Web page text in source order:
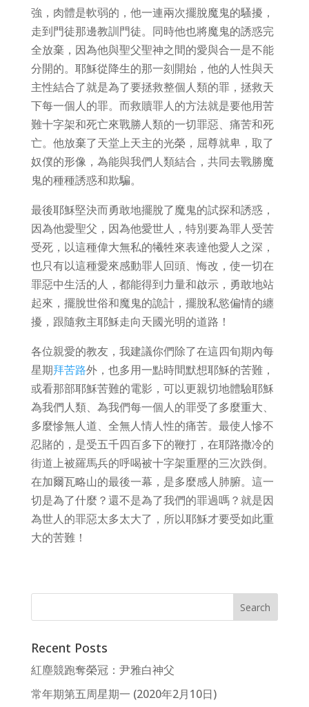
強，肉體是軟弱的，他一連兩次擺脫魔鬼的騷擾，
走到門徒那邊教訓門徒。同時他也將魔鬼的誘惑完
全放棄，因為他與聖父聖神之間的愛與合一是不能
分開的。耶穌從降生的那一刻開始，他的人性與天
主性結合了就是為了要拯救整個人類的罪，拯救天
下每一個人的罪。而救贖罪人的方法就是要他用苦
難十字架和死亡來戰勝人類的一切罪惡、痛苦和死
亡。他放棄了天堂上天主的光榮，屈尊就卑，取了
奴僕的形像，為能與我們人類結合，共同去戰勝魔
鬼的種種誘惑和欺騙。
最後耶穌堅決而勇敢地擺脫了魔鬼的試探和誘惑，
因為他愛聖父，因為他愛世人，特別要為罪人受苦
受死，以這種偉大無私的犧牲來表達他愛人之深，
也只有以這種愛來感動罪人回頭、悔改，使一切在
罪惡中生活的人，都能得到力量和啟示，勇敢地站
起來，擺脫世俗和魔鬼的詭計，擺脫私慾偏情的纏
擾，跟隨救主耶穌走向天國光明的道路！
各位親愛的教友，我建議你們除了在這四旬期內每
星期拜苦路外，也多用一點時間默想耶穌的苦難，
或看那部耶穌苦難的電影，可以更親切地體驗耶穌
為我們人類、為我們每一個人的罪受了多麼重大、
多麼慘無人道、全無人情人性的痛苦。最使人慘不
忍賭的，是受五千四百多下的鞭打，在耶路撒冷的
街道上被羅馬兵的呼喝被十字架重壓的三次跌倒。
在加爾瓦略山的最後一幕，是多麼感人肺腑。這一
切是為了什麼？還不是為了我們的罪過嗎？就是因
為世人的罪惡太多太大了，所以耶穌才要受如此重
大的苦難！
Recent Posts
紅塵競跑奪榮冠：尹雅白神父
常年期第五周星期一 (2020年2月10日)